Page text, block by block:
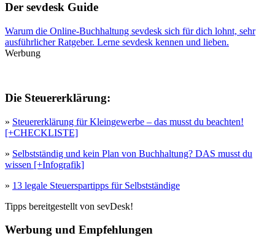
Der sevdesk Guide
Warum die Online-Buchhaltung sevdesk sich für dich lohnt, sehr
ausführlicher Ratgeber. Lerne sevdesk kennen und lieben.
Werbung
Die Steuererklärung:
» Steuererklärung für Kleingewerbe – das musst du beachten!
[+CHECKLISTE]
» Selbstständig und kein Plan von Buchhaltung? DAS musst du
wissen [+Infografik]
» 13 legale Steuerspartipps für Selbstständige
Tipps bereitgestellt von sevDesk!
Werbung und Empfehlungen